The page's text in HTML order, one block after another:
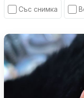
Със снимка